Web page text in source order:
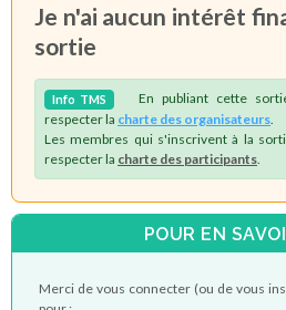
Je n'ai aucun intérêt
sortie
Info TMS En publiant cette
respecter la charte des organisateurs
Les membres qui s'inscrivent à la
respecter la charte des participants
POUR EN
Merci de vous connecter (ou de vous